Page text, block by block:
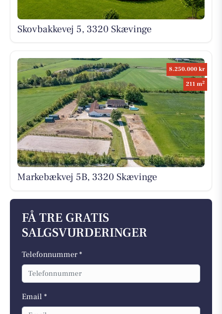
Skovbakkevej 5, 3320 Skævinge
8.250.000 kr
211 m2
Markebækvej 5B, 3320 Skævinge
FÅ TRE GRATIS
SALGSVURDERINGER
Telefonnummer *
Email *